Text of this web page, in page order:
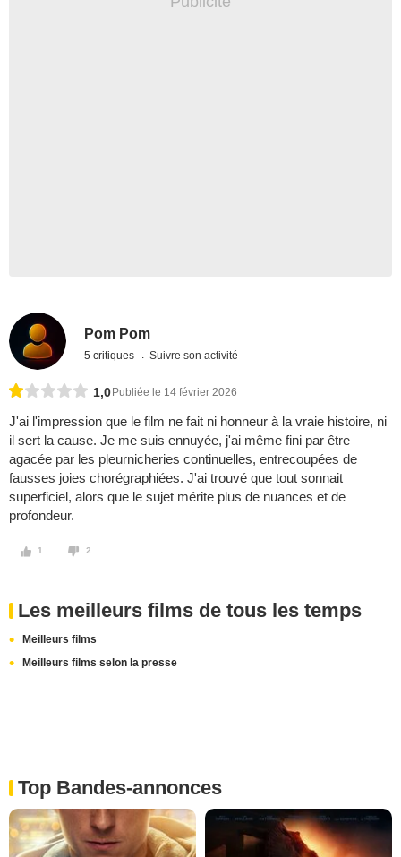
Pom Pom
5 critiques Suivre son activité
1,0 Publiée le 14 février 2026
J'ai l'impression que le film ne fait ni honneur à la vraie histoire, ni
il sert la cause. Je me suis ennuyée, j'ai même fini par être
agacée par les pleurnicheries continuelles, entrecoupées de
fausses joies chorégraphiées. J'ai trouvé que tout sonnait
superficiel, alors que le sujet mérite plus de nuances et de
profondeur.
1 2
Les meilleurs films de tous les temps
Meilleurs films
Meilleurs films selon la presse
Top Bandes-annonces